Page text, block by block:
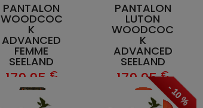
PANTALON
WOODCOC
K
ADVANCED
FEMME
SEELAND
179,95 €
PANTALON
LUTON
WOODCOC
K
ADVANCED
SEELAND
179,95€
- 10 %